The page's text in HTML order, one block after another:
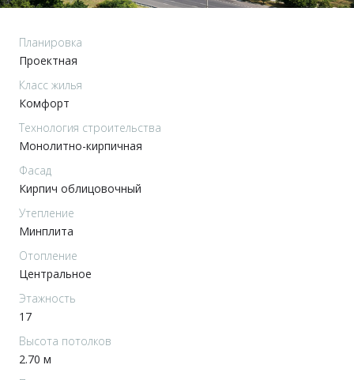
Планировка
Проектная
Класс жилья
Комфорт
Технология строительства
Монолитно-кирпичная
Фасад
Кирпич облицовочный
Утепление
Минплита
Отопление
Центральное
Этажность
17
Высота потолков
2.70 м